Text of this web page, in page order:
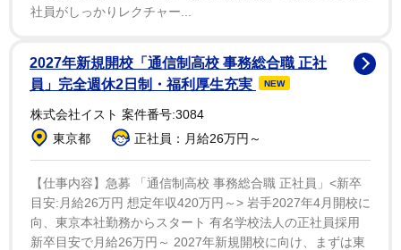
はふりをしているだけ」と言って、プロにみてもらうよ
社員がしっかりレクチャー...
2027年新規開校「通信制高校 事務総合職 正社
員」完全週休2日制・福利厚生充実
NEW
株式会社イスト 案件番号:3084
東京都
正社員：月給26万円～
【仕事内容】急募 「通信制高校 事務総合職 正社員」<新卒
目安:月給26万円 想定年収420万円～> 岩手2027年4月開校に
向、東京本社勤務からスタート 有名学校法人の正社員採用
新卒目安で月給26万円～ 2027年新規開校に向け、まずは東